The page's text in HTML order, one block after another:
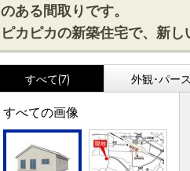
のある間取りです。
ピカピカの新築住宅で、新
すべて(7) 外観･パー
すべての画像